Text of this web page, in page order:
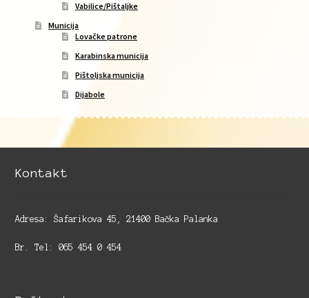
Vabilice/Pištaljke
Municija
Lovačke patrone
Karabinska municija
Pištoljska municija
Dijabole
Kontakt
Adresa: Šafarikova 45, 21400 Bačka Palanka
Br. Tel: 065 454 0 454